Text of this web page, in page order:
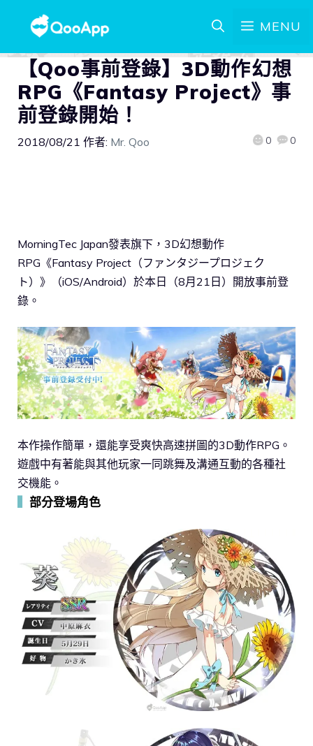
MENU
【Qoo事前登錄】3D動作幻想
RPG《Fantasy Project》事
前登錄開始！
2018/08/21 作者: Mr. Qoo 0 0
MorningTec Japan發表旗下，3D幻想動作
RPG《Fantasy Project（ファンタジープロジェク
ト）》（iOS/Android）於本日（8月21日）開放事前登
錄。
本作操作簡單，還能享受爽快高速拼圖的3D動作RPG。
遊戲中有著能與其他玩家一同跳舞及溝通互動的各種社
交機能。
部分登場角色